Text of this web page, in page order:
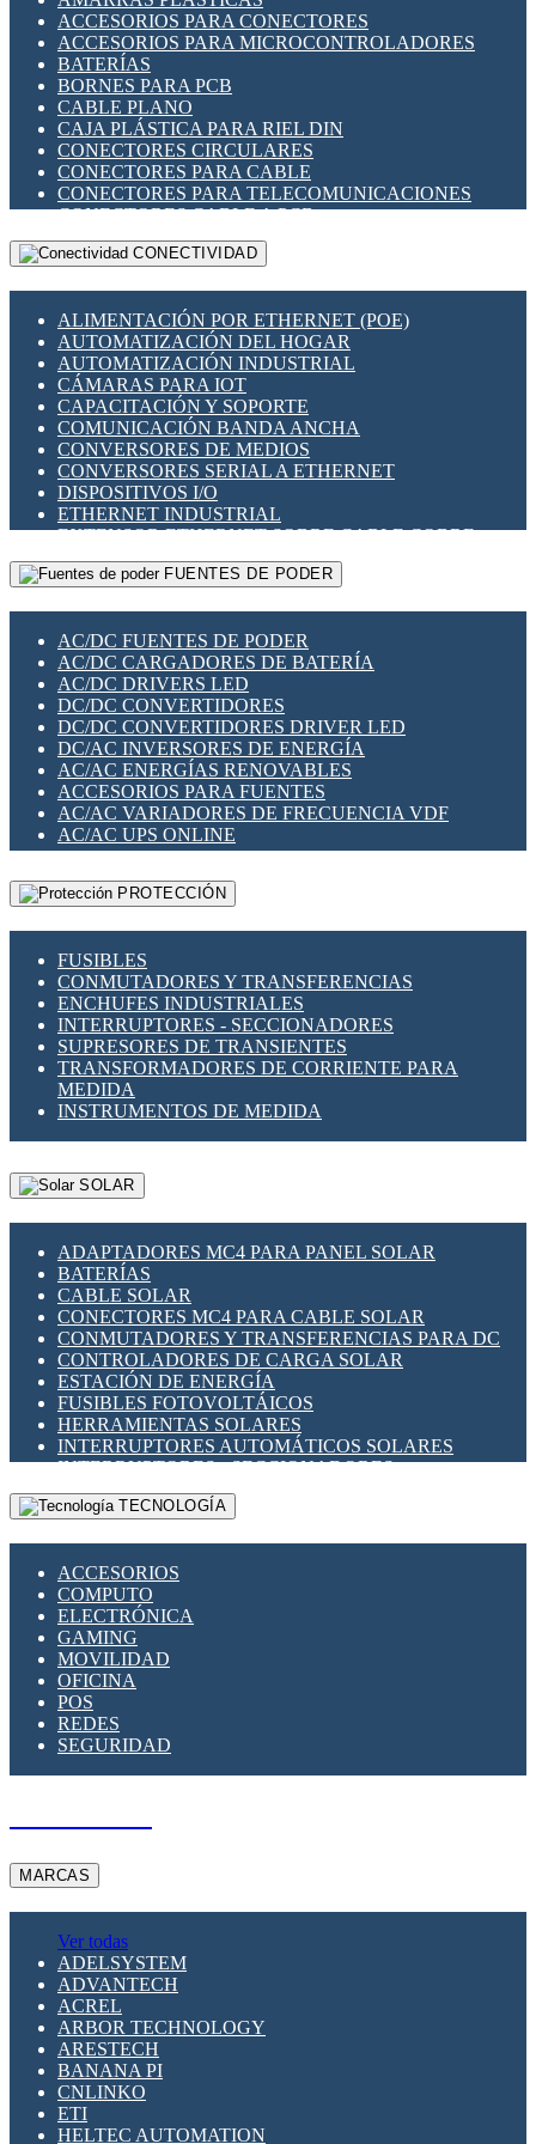
INDICADORES PARA PANEL
INTERFACES DE RELÉ
INTERRUPTORES FIN DE CARRERA
LLAVES CONMUTADORAS
MEDIDORES DE ENERGÍA Y TC'S DE CORRIENTE
MOTORES PASO A PASO
PANTALLAS HMI
PLC -CONTROLADORES LÓGICO PROGRAMABLES
PROGRAMADORES DE HORARIO
RELÉS DE PROTECCIÓN
SENSORES CAPACITIVOS
SENSORES INDUCTIVOS
TEMPORIZADORES
VARIACS
VARIADORES DE FRECUENCIA [VDF]
SECCIONADORES - INTERRUPTORES
MAQUINARIA
ACCESORIOS PARA CONECTORES
ACCESORIOS PARA MICROCONTROLADORES
BATERÍAS
BORNES PARA PCB
CABLE PLANO
CAJA PLÁSTICA PARA RIEL DIN
CONECTORES CIRCULARES
CONECTORES PARA CABLE
CONECTORES PARA TELECOMUNICACIONES
CONECTORES CABLE A PCB
CONECTORES PCB A CABLE
DIP SWITCHES
HERRAMIENTAS VARIAS
ILUMINACIÓN LED
INTERRUPTORES REED
INTERFACES DE RELÉ
OTROS RELÉS
PROTECCIÓN TÉRMICA
RELÉS AUTOMOTRICES
RELÉS DE SEÑAL
RELÉS DE ESTADO SÓLIDO SSR
RELÉS INDUSTRIALES
RELÉS MINIATURA DE POTENCIA
SENSORES MAGNÉTICOS
SWITCH Y MICROSWITCH
TARJETAS PI
UNIÓN Y DERIVACIÓN DE CABLE
CONECTIVIDAD
ALIMENTACIÓN POR ETHERNET (POE)
AUTOMATIZACIÓN DEL HOGAR
AUTOMATIZACIÓN INDUSTRIAL
CÁMARAS PARA IOT
CAPACITACIÓN Y SOPORTE
COMUNICACIÓN BANDA ANCHA
CONVERSORES DE MEDIOS
CONVERSORES SERIAL A ETHERNET
DISPOSITIVOS I/O
ETHERNET INDUSTRIAL
EXTENSOR ETHERNET SOBRE CABLE COBRE
GATEWAY LORAWAN
GESTIÓN DE REDES
PLACAS MODULARES IOT
SWITCHES Y REDES WIFI
SOLUCIONES IOT
SOLUCIONES LORAWAN
SOLUCIONES RED CELULAR
SEGURIDAD PARA REDES
SWITCHES LAN
TELEFONÍA IP (VOIP)
VIGILANCIA IP (CCTV)
MESHTASTIC
FUENTES DE PODER
AC/DC FUENTES DE PODER
AC/DC CARGADORES DE BATERÍA
AC/DC DRIVERS LED
DC/DC CONVERTIDORES
DC/DC CONVERTIDORES DRIVER LED
DC/AC INVERSORES DE ENERGÍA
AC/AC ENERGÍAS RENOVABLES
ACCESORIOS PARA FUENTES
AC/AC VARIADORES DE FRECUENCIA VDF
AC/AC UPS ONLINE
PROTECCIÓN
FUSIBLES
CONMUTADORES Y TRANSFERENCIAS
ENCHUFES INDUSTRIALES
INTERRUPTORES - SECCIONADORES
SUPRESORES DE TRANSIENTES
TRANSFORMADORES DE CORRIENTE PARA
MEDIDA
INSTRUMENTOS DE MEDIDA
SOLAR
ADAPTADORES MC4 PARA PANEL SOLAR
BATERÍAS
CABLE SOLAR
CONECTORES MC4 PARA CABLE SOLAR
CONMUTADORES Y TRANSFERENCIAS PARA DC
CONTROLADORES DE CARGA SOLAR
ESTACIÓN DE ENERGÍA
FUSIBLES FOTOVOLTÁICOS
HERRAMIENTAS SOLARES
INTERRUPTORES AUTOMÁTICOS SOLARES
INTERRUPTORES - SECCIONADORES
FOTOVOLTÁICOS
MONTAJE PANEL SOLAR
SUPRESOR DE TRANSIENTES SPDS PARA
APLICACIONES FOTOVOLTAICAS
TECNOLOGÍA
ACCESORIOS
COMPUTO
ELECTRÓNICA
GAMING
MOVILIDAD
OFICINA
POS
REDES
SEGURIDAD
MARCAS
Ver todas
ADELSYSTEM
ADVANTECH
ACREL
ARBOR TECHNOLOGY
ARESTECH
BANANA PI
CNLINKO
ETI
HELTEC AUTOMATION